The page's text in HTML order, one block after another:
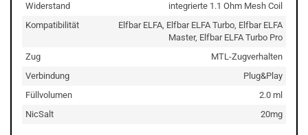
Widerstand
integrierte 1.1 Ohm Mesh Coil
Kompatibilität
Elfbar ELFA, Elfbar ELFA Turbo, Elfbar ELFA
Master, Elfbar ELFA Turbo Pro
Zug
MTL-Zugverhalten
Verbindung
Plug&Play
Füllvolumen
2.0 ml
NicSalt
20mg